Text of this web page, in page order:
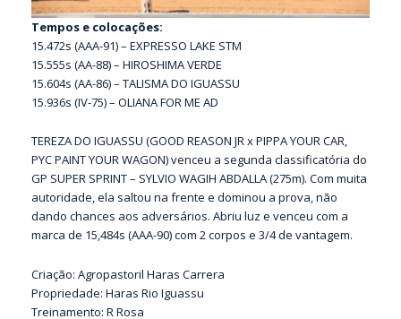
Tempos e colocações:
15.472s (AAA-91) – EXPRESSO LAKE STM
15.555s (AA-88) – HIROSHIMA VERDE
15.604s (AA-86) – TALISMA DO IGUASSU
15.936s (IV-75) – OLIANA FOR ME AD
TEREZA DO IGUASSU (GOOD REASON JR x PIPPA YOUR CAR,
PYC PAINT YOUR WAGON) venceu a segunda classificatória do
GP SUPER SPRINT – SYLVIO WAGIH ABDALLA (275m). Com muita
autoridade, ela saltou na frente e dominou a prova, não
dando chances aos adversários. Abriu luz e venceu com a
marca de 15,484s (AAA-90) com 2 corpos e 3/4 de vantagem.
Criação: Agropastoril Haras Carrera
Propriedade: Haras Rio Iguassu
Treinamento: R Rosa